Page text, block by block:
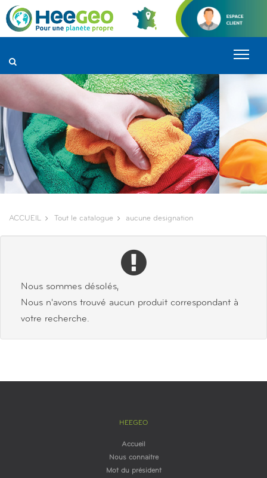
ACCUEIL Tout le catalogue aucune designation
Nous sommes désolés,
Nous n'avons trouvé aucun produit correspondant à
votre recherche.
HEEGEO
Accueil
Nous connaitre
Mot du président
Panneau de gestion des cookies